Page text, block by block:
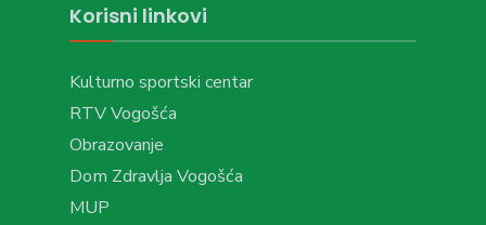
Korisni linkovi
Kulturno sportski centar
RTV Vogošća
Obrazovanje
Dom Zdravlja Vogošća
MUP